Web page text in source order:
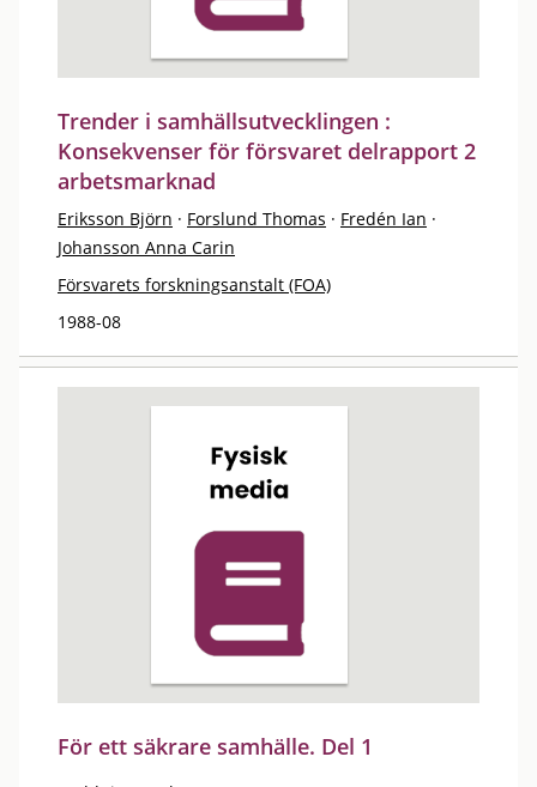
Trender i samhällsutvecklingen :
Konsekvenser för försvaret delrapport 2
arbetsmarknad
Eriksson Björn · Forslund Thomas · Fredén Ian ·
Johansson Anna Carin
Försvarets forskningsanstalt (FOA)
1988-08
För ett säkrare samhälle. Del 1